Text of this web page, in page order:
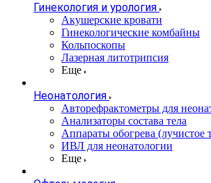
Гинекология и урология
Акушерские кровати
Гинекологические комбайны
Кольпоскопы
Лазерная литотрипсия
Еще
Неонатология
Авторефрактометры для
Анализаторы состава тела
Аппараты обогрева (лучистое
ИВЛ для неонатологии
Еще